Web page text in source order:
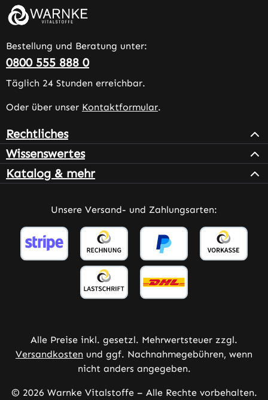
Bestellung und Beratung unter:
0800 555 888 0
Täglich 24 Stunden erreichbar.
Oder über unser Kontaktformular.
Rechtliches
Wissenswertes
Katalog & mehr
Unsere Versand- und Zahlungsarten:
Alle Preise inkl. gesetzl. Mehrwertsteuer zzgl.
Versandkosten und ggf. Nachnahmegebühren, wenn
nicht anders angegeben.
© 2026 Warnke Vitalstoffe – Alle Rechte vorbehalten.